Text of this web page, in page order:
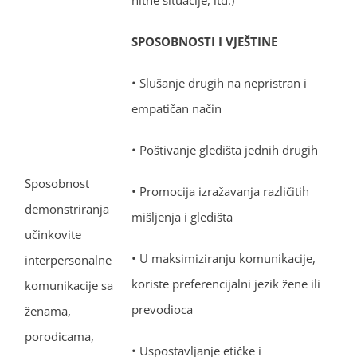
Sposobnost
demonstriranja
učinkovite
interpersonalne
komunikacije sa
ženama,
porodicama,
SPOSOBNOSTI I VJEŠTINE
• Slušanje drugih na nepristran i
empatičan način
• Poštivanje gledišta jednih drugih
• Promocija izražavanja različitih
mišljenja i gledišta
• U maksimiziranju komunikacije,
koriste preferencijalni jezik žene ili
prevodioca
• Uspostavljanje etičke i